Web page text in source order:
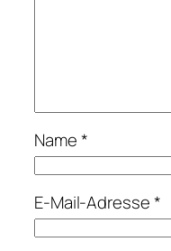
Name*
E-Mail-Adresse*